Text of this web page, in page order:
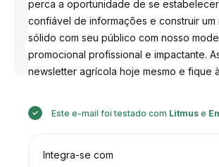
Desenhado
Anastasiia
perca a oportunidade de se
confiável de informações e construir um
sólido com seu público com nosso
promocional profissional e impactante.
newsletter agrícola hoje mesmo e fique
Este e-mail foi testado com Litmuse
Integra-se com